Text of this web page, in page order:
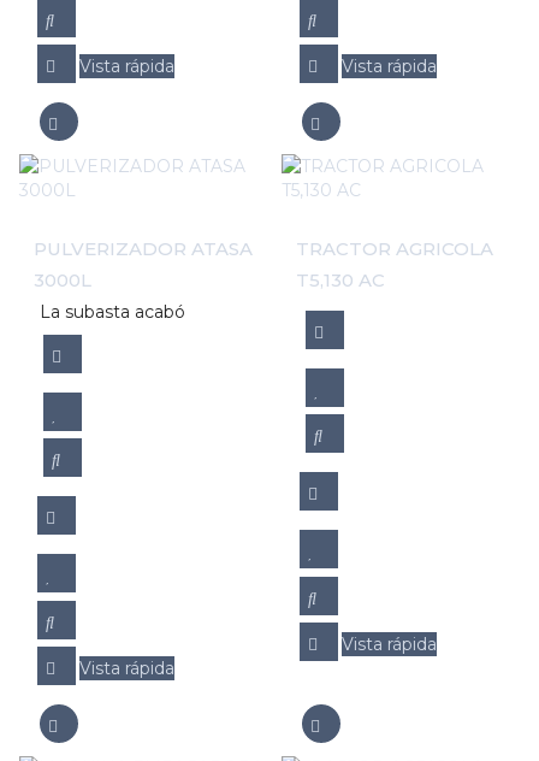
Vista rápida Vista rápida
PULVERIZADOR ATASA
3000L
La subasta acabó
Vista rápida
TRACTOR AGRICOLA
T5,130 AC
Vista rápida